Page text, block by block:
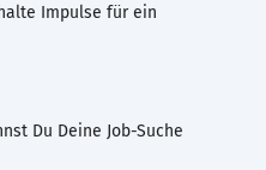
Impulse für ein
Du Deine Job-Suche